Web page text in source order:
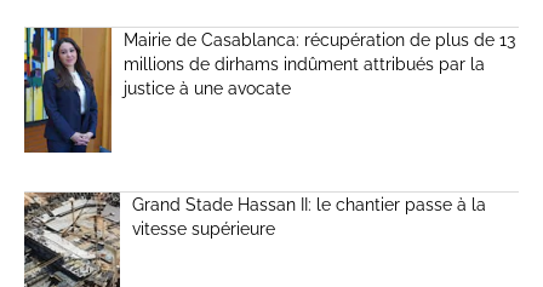
Mairie de Casablanca: récupération de plus de 13
millions de dirhams indûment attribués par la
justice à une avocate
Grand Stade Hassan II: le chantier passe à la
vitesse supérieure